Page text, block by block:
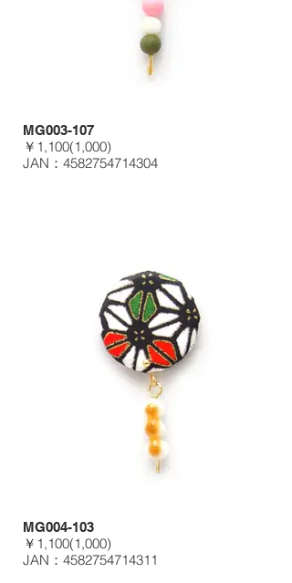
MG003-107
￥1,100(1,000)
JAN：4582754714304
MG004-103
￥1,100(1,000)
JAN：4582754714311